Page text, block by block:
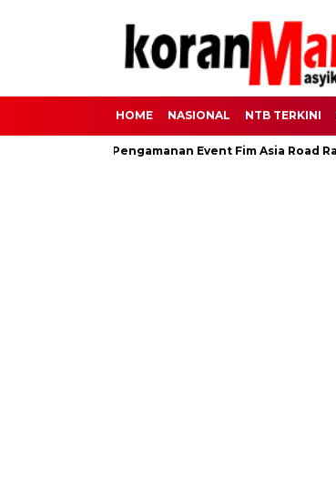
HOME NASIONAL NTB TERKINI
Untuk Pengamanan Event Fim Asia Road Racing